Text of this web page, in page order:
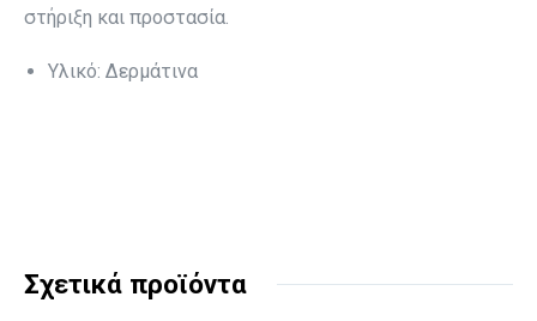
στήριξη και προστασία.
Υλικό: Δερμάτινα
Σχετικά προϊόντα